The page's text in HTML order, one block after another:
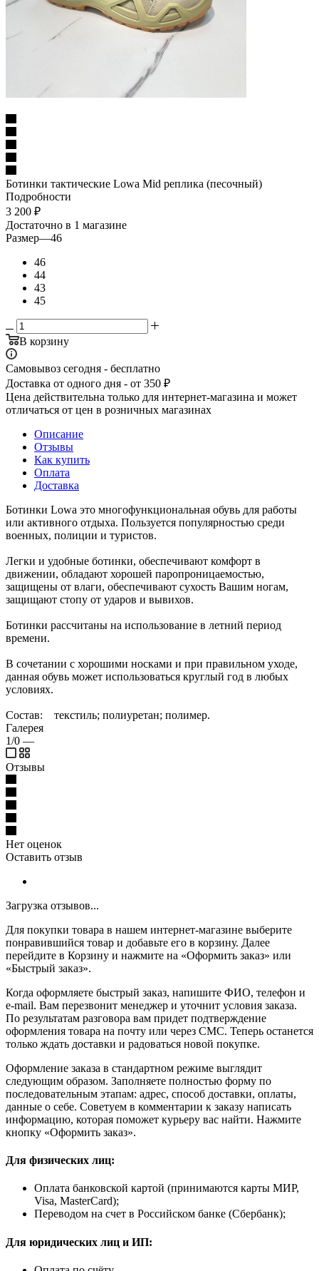
Ботинки тактические Lowa Mid реплика (песочный)
Подробности
3 200 ₽
Достаточно в 1 магазине
Размер—46
46
44
43
45
В корзину
Самовывоз сегодня - бесплатно
Доставка от одного дня - от 350 ₽
Цена действительна только для интернет-магазина и может
отличаться от цен в розничных магазинах
Описание
Отзывы
Как купить
Оплата
Доставка
Ботинки Lowa это многофункциональная обувь для работы
или активного отдыха. Пользуется популярностью среди
военных, полиции и туристов.
Легки и удобные ботинки, обеспечивают комфорт в
движении, обладают хорошей паропроницаемостью,
защищены от влаги, обеспечивают сухость Вашим ногам,
защищают стопу от ударов и вывихов.
Ботинки рассчитаны на использование в летний период
времени.
В сочетании с хорошими носками и при правильном уходе,
данная обувь может использоваться круглый год в любых
условиях.
Состав: текстиль; полиуретан; полимер.
Галерея
1/0 —
Отзывы
Нет оценок
Оставить отзыв
Загрузка отзывов...
Для покупки товара в нашем интернет-магазине выберите
понравившийся товар и добавьте его в корзину. Далее
перейдите в Корзину и нажмите на «Оформить заказ» или
«Быстрый заказ».
Когда оформляете быстрый заказ, напишите ФИО, телефон и
e-mail. Вам перезвонит менеджер и уточнит условия заказа.
По результатам разговора вам придет подтверждение
оформления товара на почту или через СМС. Теперь останется
только ждать доставки и радоваться новой покупке.
Оформление заказа в стандартном режиме выглядит
следующим образом. Заполняете полностью форму по
последовательным этапам: адрес, способ доставки, оплаты,
данные о себе. Советуем в комментарии к заказу написать
информацию, которая поможет курьеру вас найти. Нажмите
кнопку «Оформить заказ».
Для физических лиц:
Оплата банковской картой (принимаются карты МИР,
Visa, MasterCard);
Переводом на счет в Российском банке (Сбербанк);
Для юридических лиц и ИП: